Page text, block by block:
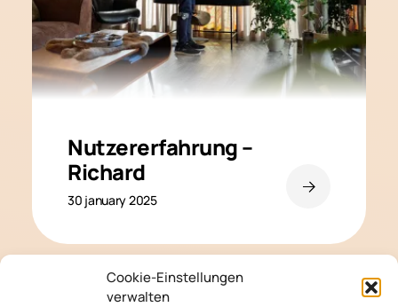
Cookie-Einstellungen
verwalten
Nutzererfahrung –
Richard
30 january 2025